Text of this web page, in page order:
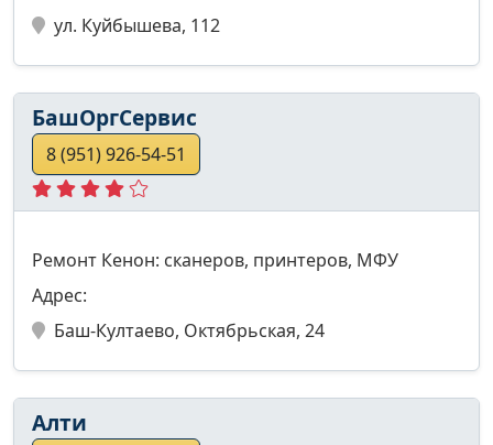
ул. Куйбышева, 112
БашОргСервис
8 (951) 926-54-51
Ремонт Кенон: сканеров, принтеров, МФУ
Адрес:
Баш-Култаево, Октябрьская, 24
Алти